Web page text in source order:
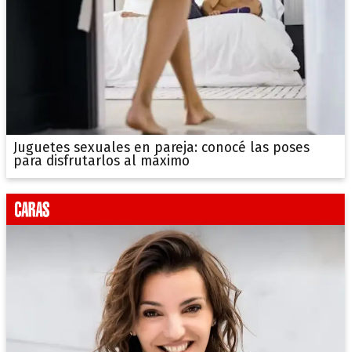
Juguetes sexuales en pareja: conocé las poses
para disfrutarlos al máximo